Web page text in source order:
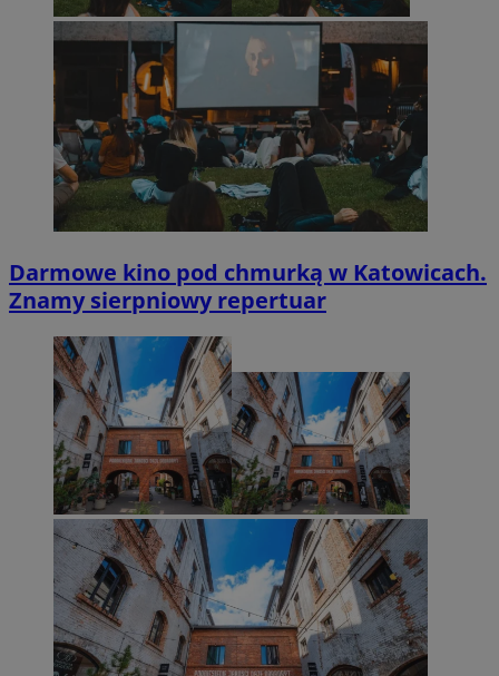
Darmowe kino pod chmurką w Katowicach.
Znamy sierpniowy repertuar